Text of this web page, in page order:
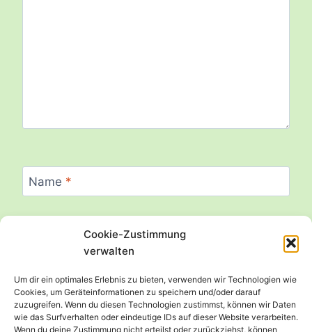
Cookie-Zustimmung
verwalten
Um dir ein optimales Erlebnis zu bieten, verwenden wir Technologien wie
Cookies, um Geräteinformationen zu speichern und/oder darauf
zuzugreifen. Wenn du diesen Technologien zustimmst, können wir Daten
wie das Surfverhalten oder eindeutige IDs auf dieser Website verarbeiten.
Wenn du deine Zustimmung nicht erteilst oder zurückziehst, können
Name *
Website